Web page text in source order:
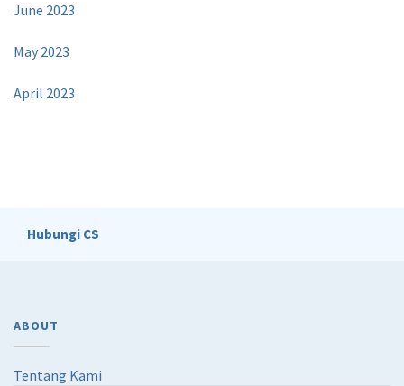
June 2023
May 2023
April 2023
Hubungi CS
ABOUT
Tentang Kami